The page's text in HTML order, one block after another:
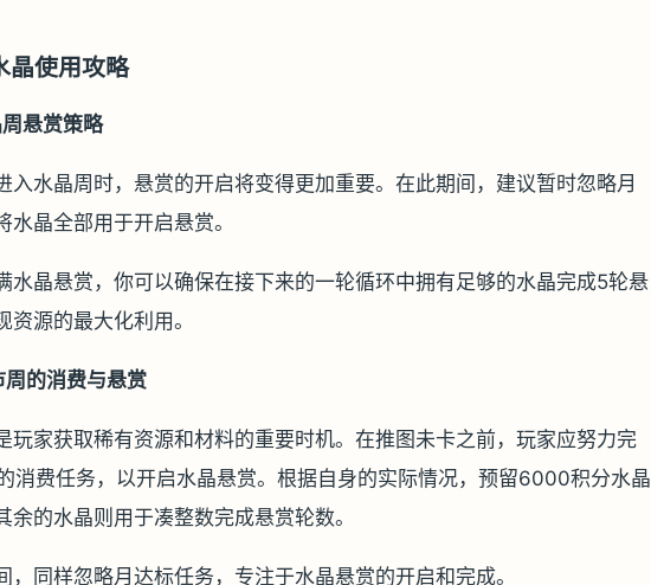
晶使用攻略
悬赏策略
入水晶周时，悬赏的开启将变得更加重要。在此期间，建议暂时忽略月
水晶全部用于开启悬赏。
水晶悬赏，你可以确保在接下来的一轮循环中拥有足够的水晶完成5轮悬
资源的最大化利用。
周的消费与悬赏
玩家获取稀有资源和材料的重要时机。在推图未卡之前，玩家应努力完
消费任务，以开启水晶悬赏。根据自身的实际情况，预留6000积分水晶
余的水晶则用于凑整数完成悬赏轮数。
，同样忽略月达标任务，专注于水晶悬赏的开启和完成。